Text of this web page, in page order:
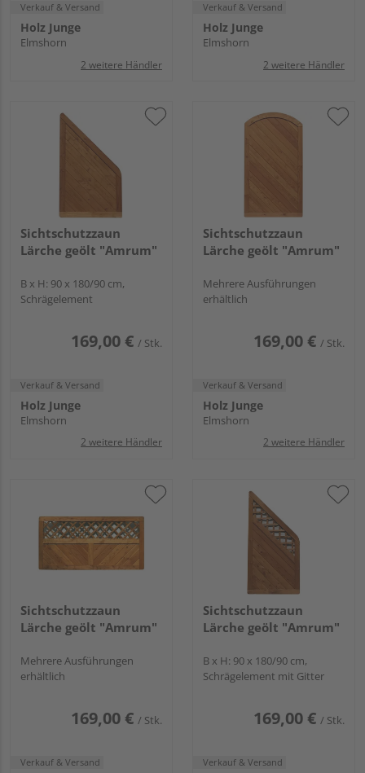
Verkauf & Versand
Holz Junge
Elmshorn
2 weitere Händler
Verkauf & Versand
Holz Junge
Elmshorn
2 weitere Händler
Sichtschutzzaun
Lärche geölt "Amrum"
B x H: 90 x 180/90 cm,
Schrägelement
169,00 € / Stk.
Verkauf & Versand
Holz Junge
Elmshorn
2 weitere Händler
Sichtschutzzaun
Lärche geölt "Amrum"
Mehrere Ausführungen
erhältlich
169,00 € / Stk.
Verkauf & Versand
Holz Junge
Elmshorn
2 weitere Händler
Sichtschutzzaun
Lärche geölt "Amrum"
Mehrere Ausführungen
erhältlich
169,00 € / Stk.
Verkauf & Versand
Sichtschutzzaun
Lärche geölt "Amrum"
B x H: 90 x 180/90 cm,
Schrägelement mit Gitter
169,00 € / Stk.
Verkauf & Versand